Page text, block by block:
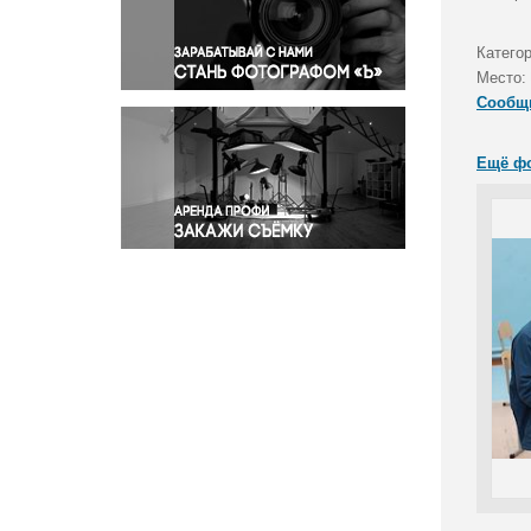
Правосудие
Происшествия и конфликты
Религия
Светская жизнь
Спорт
Экология
Экономика и бизнес
Место:
Ещё